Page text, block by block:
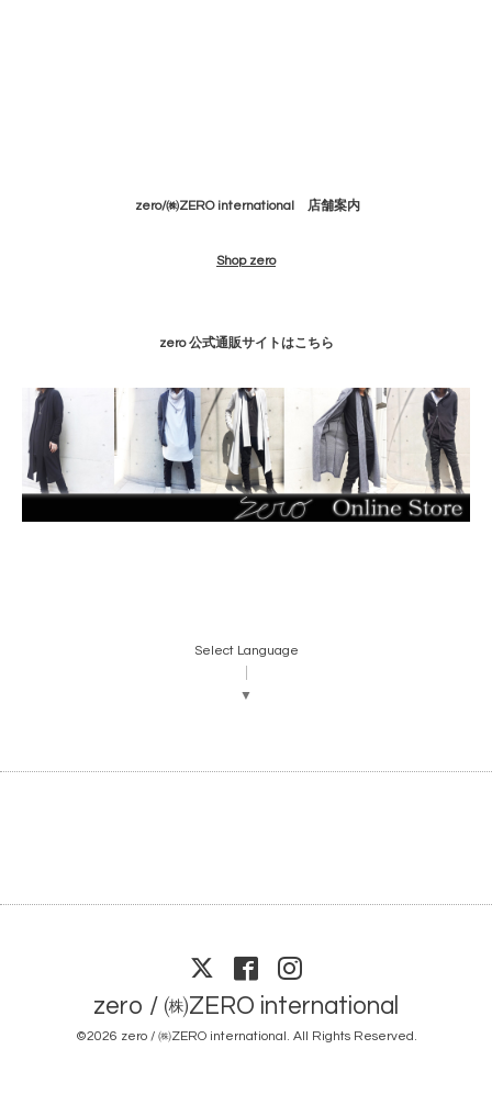
zero/㈱ZERO international 店舗案内
Shop zero
zero 公式通販サイトはこちら
Select Language
▼
zero / ㈱ZERO international
©2026 zero / ㈱ZERO international . All Rights Reserved.